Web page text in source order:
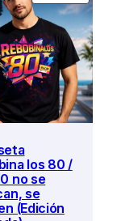
EN
OFERTA
los 80 /
no se
se
(Edición